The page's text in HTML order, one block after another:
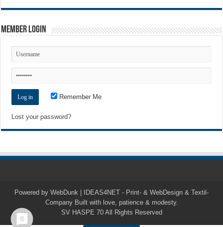
Member Login
Remember Me
Lost your password?
Powered by WebDunk | IDEAS4NET - Print- & WebDesign & Textil-
CompanyBuilt with love, patience & modesty.
SV HASPE 70All Rights Reserved